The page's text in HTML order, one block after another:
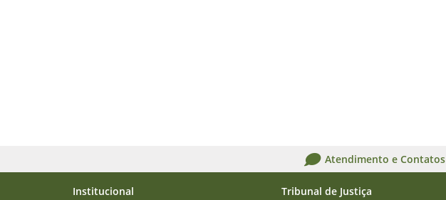
Atendimento e Contatos
Institucional Tribunal de Justiça